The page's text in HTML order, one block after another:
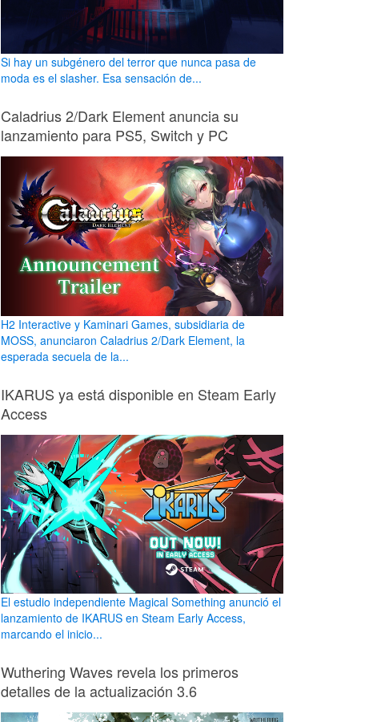
Si hay un subgénero del terror que nunca pasa de
moda es el slasher. Esa sensación de...
Caladrius 2/Dark Element anuncia su
lanzamiento para PS5, Switch y PC
H2 Interactive y Kaminari Games, subsidiaria de
MOSS, anunciaron Caladrius 2/Dark Element, la
esperada secuela de la...
IKARUS ya está disponible en Steam Early
Access
El estudio independiente Magical Something anunció el
lanzamiento de IKARUS en Steam Early Access,
marcando el inicio...
Wuthering Waves revela los primeros
detalles de la actualización 3.6